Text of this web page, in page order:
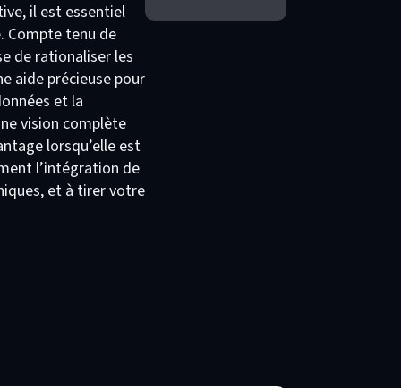
il est essentiel
Compte tenu de
de rationaliser les
aide précieuse pour
et la
vision complète
lorsqu’elle est
l’intégration de
et à tirer votre